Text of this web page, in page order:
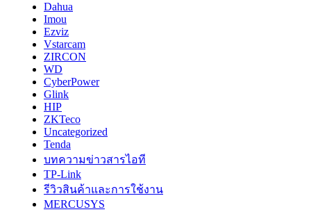
Dahua
Imou
Ezviz
Vstarcam
ZIRCON
WD
CyberPower
Glink
HIP
ZKTeco
Uncategorized
Tenda
บทความข่าวสารไอที
TP-Link
รีวิวสินค้าและการใช้งาน
MERCUSYS